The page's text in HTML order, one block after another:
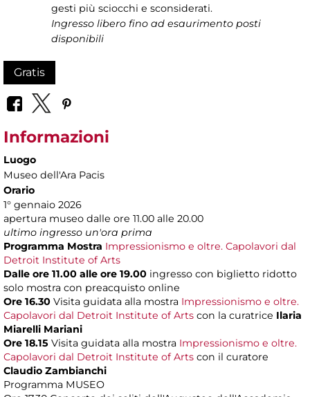
gesti più sciocchi e sconsiderati.
Ingresso libero fino ad esaurimento posti
disponibili
Gratis
Informazioni
Luogo
Museo dell'Ara Pacis
Orario
1° gennaio 2026
apertura museo dalle ore 11.00 alle 20.00
ultimo ingresso un'ora prima
Programma Mostra Impressionismo e oltre. Capolavori dal
Detroit Institute of Arts
Dalle ore 11.00 alle ore 19.00 ingresso con biglietto ridotto
solo mostra con preacquisto online
Ore 16.30 Visita guidata alla mostra Impressionismo e oltre.
Capolavori dal Detroit Institute of Arts con la curatrice Ilaria
Miarelli Mariani
Ore 18.15 Visita guidata alla mostra Impressionismo e oltre.
Capolavori dal Detroit Institute of Arts con il curatore
Claudio Zambianchi
Programma MUSEO